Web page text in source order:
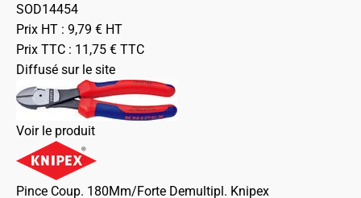
SOD14454
Prix HT : 9,79 € HT
Prix TTC : 11,75 € TTC
Diffusé sur le site
Voir le produit
Pince Coup. 180Mm/Forte Demultipl. Knipex